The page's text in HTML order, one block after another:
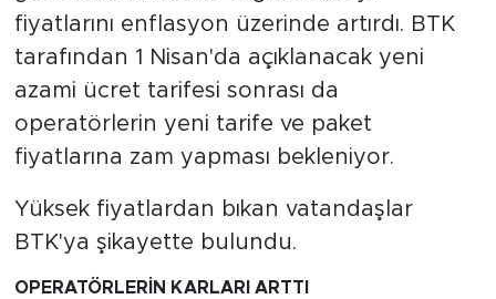
fiyatlarını enflasyon üzerinde artırdı. BTK
tarafından 1 Nisan'da açıklanacak yeni
azami ücret tarifesi sonrası da
operatörlerin yeni tarife ve paket
fiyatlarına zam yapması bekleniyor.
Yüksek fiyatlardan bıkan vatandaşlar
BTK'ya şikayette bulundu.
OPERATÖRLERİN KARLARI ARTTI
FOTO GALERİ
VİDEOLAR
ALINTI YAZARLAR
SOSYAL MEDYA